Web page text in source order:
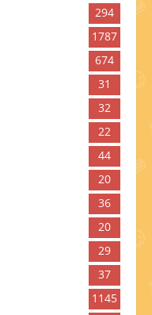
294
1787
674
31
32
22
44
20
36
20
29
37
1145